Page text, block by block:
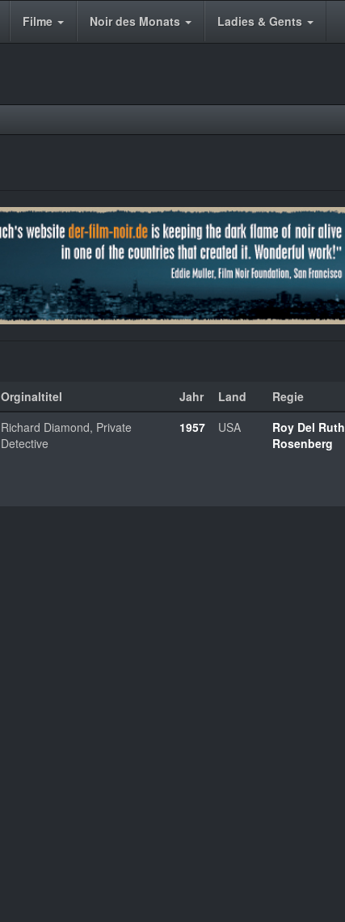
Filme Noir des Monats Ladies & Gents
Orginaltitel Jahr Land Regie
Richard Diamond, Private
Detective
1957 USA Roy Del Ruth
Rosenberg